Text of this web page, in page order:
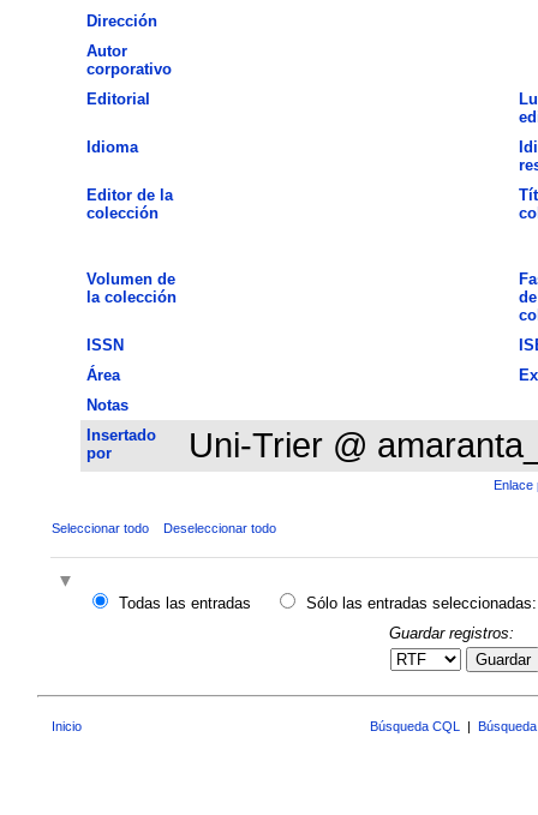
Dirección
Autor
corporativo
Editorial
Idioma
Editor de la
colección
Volumen de
la colección
ISSN
Área
Notas
Insertado
por
Uni-Trier @
Enlace
Seleccionar todo Deseleccionar todo
Todas las entradas
Sólo las entradas seleccionadas:
Guardar registros:
Guardar
Inicio Búsqueda CQL